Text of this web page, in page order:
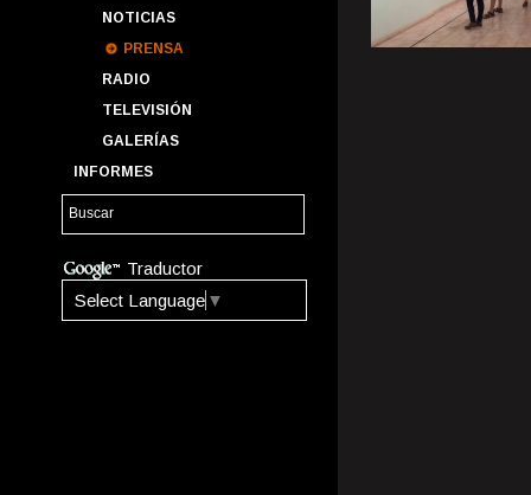
NOTICIAS
PRENSA
RADIO
TELEVISIÓN
GALERÍAS
INFORMES
Traductor
Select Language ▼